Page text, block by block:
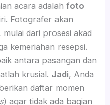
acara adalah foto
Fotografer akan
dari prosesi akad
kemeriahan resepsi.
antara pasangan dan
krusial. Jadi, Anda
daftar momen
) agar tidak ada bagian